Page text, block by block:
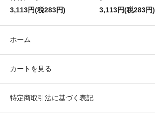
3,113円(税283円) 3,113円(税283円)
ホーム
カートを見る
特定商取引法に基づく表記